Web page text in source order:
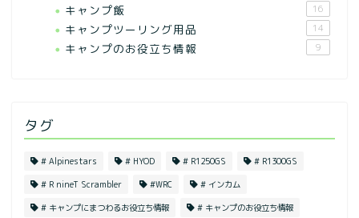
キャンプ飯 16
キャンプツーリング用品 14
キャンプのお役立ち情報 9
タグ
# Alpinestars # HYOD # R1250GS # R1300GS
# R nineT Scrambler #WRC # インカム
# キャンプにまつわるお役立ち情報 # キャンプのお役立ち情報